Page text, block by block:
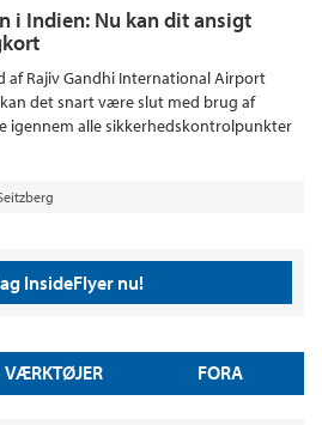
i Indien: Nu kan dit ansigt
af Rajiv Gandhi International Airport
kan det snart være slut med brug af
igennem alle sikkerhedskontrolpunkter
InsideFlyer nu!
VÆRKTØJER FORA